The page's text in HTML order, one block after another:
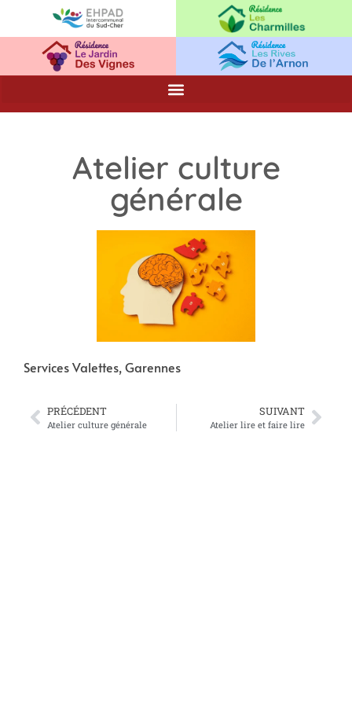
Atelier culture
générale
Services Valettes, Garennes
PRÉCÉDENT
Atelier culture générale
SUIVANT
Atelier lire et faire lire